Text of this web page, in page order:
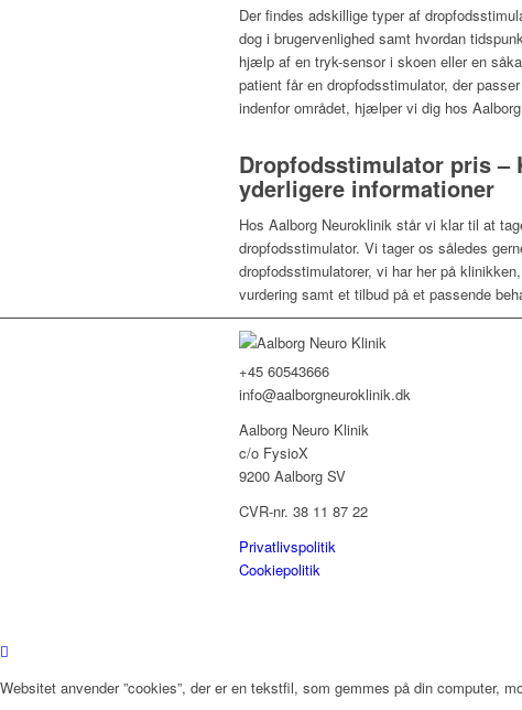
Der findes adskillige typer af
dog i brugervenlighed samt hvordan
hjælp af en tryk-sensor i skoen eller en
patient får en dropfodsstimulator, der
indenfor området, hjælper vi dig hos
Dropfodsstimulator pris –
yderligere informationer
Hos Aalborg Neuroklinik står vi klar til at
dropfodsstimulator. Vi tager os således
dropfodsstimulatorer, vi har her på
vurdering samt et tilbud på et passende
+45 60543666
info@aalborgneuroklinik.dk
Aalborg Neuro Klinik
c/o FysioX
9200 Aalborg SV
CVR-nr. 38 11 87 22
Privatlivspolitik
Cookiepolitik
Websitet anvender ”cookies”, der er en tekstfil, som gemmes på din computer,